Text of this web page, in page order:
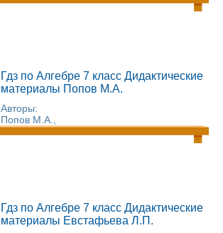
Гдз по Алгебре 7 класс Дидактические
материалы Попов М.А.
Авторы:
Попов М.А.,
Гдз по Алгебре 7 класс Дидактические
материалы Евстафьева Л.П.